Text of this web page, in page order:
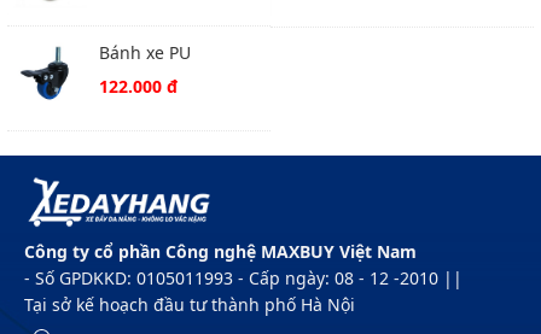
Bánh xe PU
266UBZ050T12 vít
122.000 đ
Công ty cổ phần Công nghệ MAXBUY Việt Nam
- Số GPDKKD: 0105011993 - Cấp ngày: 08 - 12 -2010 ||
Tại sở kế hoạch đầu tư thành phố Hà Nội